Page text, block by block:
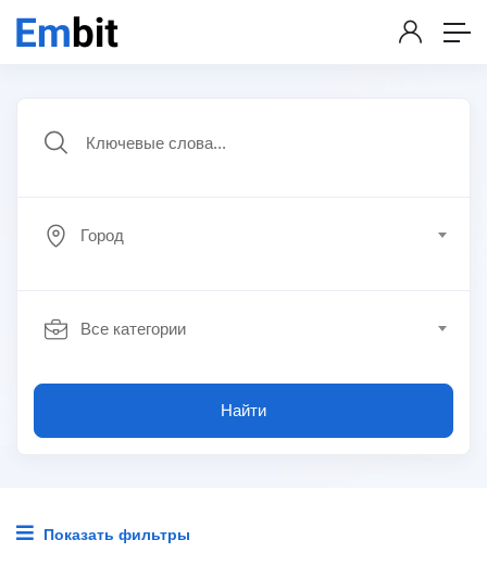
Город
Все категории
Найти
Показать фильтры